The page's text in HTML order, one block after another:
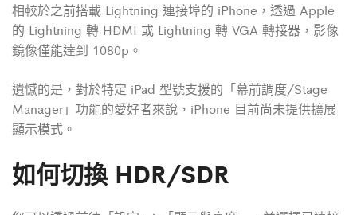
相較於之前搭載 Lightning 連接埠的 iPhone，透過 Apple
的 Lightning 轉 HDMI 或 Lightning 轉 VGA 轉接器，影像
鏡像僅能達到 1080p。
遺憾的是，對於特定 iPad 型號支援的「幕前調度/Stage
Manager」功能的愛好者來說，iPhone 目前尚未提供擴展
顯示模式。
如何切換 HDR/SDR